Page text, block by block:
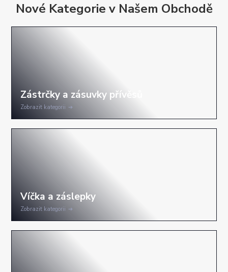
Nové Kategorie v Našem Obchodě
Zobrazit kategorii
Zobrazit kategorii